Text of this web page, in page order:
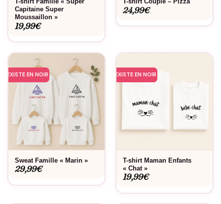
Capitaine Super
Moussaillon »
19,99€
24,99€
EXISTE EN NOIR
Sweat Famille « Marin »
29,99€
EXISTE EN NOIR
T-shirt Maman Enfants
« Chat »
19,99€